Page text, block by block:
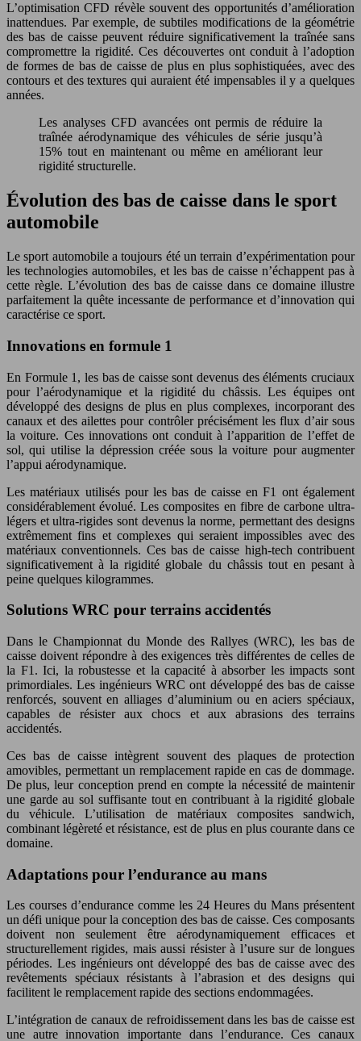
L’optimisation CFD révèle souvent des opportunités d’amélioration
inattendues. Par exemple, de subtiles modifications de la géométrie
des bas de caisse peuvent réduire significativement la traînée sans
compromettre la rigidité. Ces découvertes ont conduit à l’adoption
de formes de bas de caisse de plus en plus sophistiquées, avec des
contours et des textures qui auraient été impensables il y a quelques
années.
Les analyses CFD avancées ont permis de réduire la
traînée aérodynamique des véhicules de série jusqu’à
15% tout en maintenant ou même en améliorant leur
rigidité structurelle.
Évolution des bas de caisse dans le sport
automobile
Le sport automobile a toujours été un terrain d’expérimentation pour
les technologies automobiles, et les bas de caisse n’échappent pas à
cette règle. L’évolution des bas de caisse dans ce domaine illustre
parfaitement la quête incessante de performance et d’innovation qui
caractérise ce sport.
Innovations en formule 1
En Formule 1, les bas de caisse sont devenus des éléments cruciaux
pour l’aérodynamique et la rigidité du châssis. Les équipes ont
développé des designs de plus en plus complexes, incorporant des
canaux et des ailettes pour contrôler précisément les flux d’air sous
la voiture. Ces innovations ont conduit à l’apparition de l’effet de
sol, qui utilise la dépression créée sous la voiture pour augmenter
l’appui aérodynamique.
Les matériaux utilisés pour les bas de caisse en F1 ont également
considérablement évolué. Les composites en fibre de carbone ultra-
légers et ultra-rigides sont devenus la norme, permettant des designs
extrêmement fins et complexes qui seraient impossibles avec des
matériaux conventionnels. Ces bas de caisse high-tech contribuent
significativement à la rigidité globale du châssis tout en pesant à
peine quelques kilogrammes.
Solutions WRC pour terrains accidentés
Dans le Championnat du Monde des Rallyes (WRC), les bas de
caisse doivent répondre à des exigences très différentes de celles de
la F1. Ici, la robustesse et la capacité à absorber les impacts sont
primordiales. Les ingénieurs WRC ont développé des bas de caisse
renforcés, souvent en alliages d’aluminium ou en aciers spéciaux,
capables de résister aux chocs et aux abrasions des terrains
accidentés.
Ces bas de caisse intègrent souvent des plaques de protection
amovibles, permettant un remplacement rapide en cas de dommage.
De plus, leur conception prend en compte la nécessité de maintenir
une garde au sol suffisante tout en contribuant à la rigidité globale
du véhicule. L’utilisation de matériaux composites sandwich,
combinant légèreté et résistance, est de plus en plus courante dans ce
domaine.
Adaptations pour l’endurance au mans
Les courses d’endurance comme les 24 Heures du Mans présentent
un défi unique pour la conception des bas de caisse. Ces composants
doivent non seulement être aérodynamiquement efficaces et
structurellement rigides, mais aussi résister à l’usure sur de longues
périodes. Les ingénieurs ont développé des bas de caisse avec des
revêtements spéciaux résistants à l’abrasion et des designs qui
facilitent le remplacement rapide des sections endommagées.
L’intégration de canaux de refroidissement dans les bas de caisse est
une autre innovation importante dans l’endurance. Ces canaux